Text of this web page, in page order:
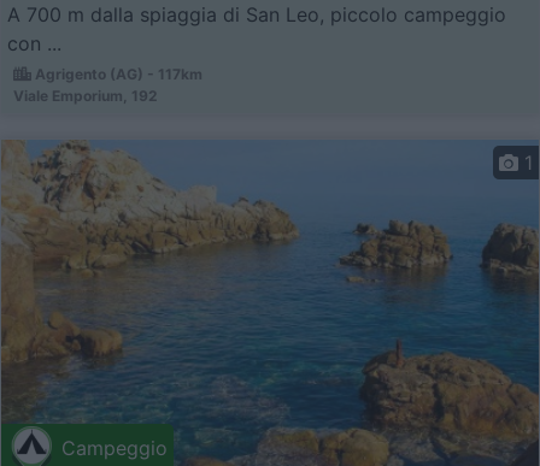
A 700 m dalla spiaggia di San Leo, piccolo campeggio
con ...
Agrigento (AG) - 117km
Viale Emporium, 192
Campeggio
1